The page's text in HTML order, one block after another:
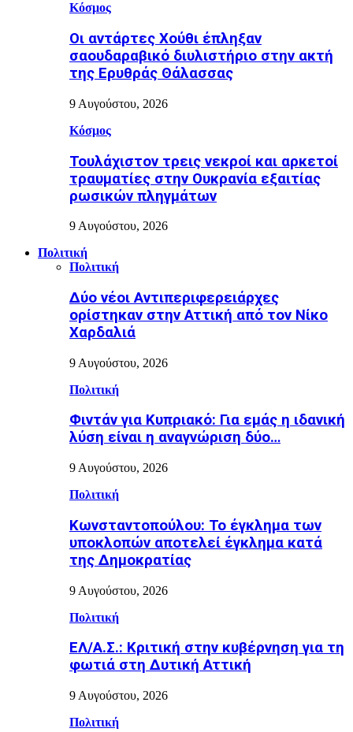
Κόσμος
Οι αντάρτες Χούθι έπληξαν
σαουδαραβικό διυλιστήριο στην ακτή
της Ερυθράς Θάλασσας
9 Αυγούστου, 2026
Κόσμος
Τουλάχιστον τρεις νεκροί και αρκετοί
τραυματίες στην Ουκρανία εξαιτίας
ρωσικών πληγμάτων
9 Αυγούστου, 2026
Πολιτική
Πολιτική
Δύο νέοι Αντιπεριφερειάρχες
ορίστηκαν στην Αττική από τον Νίκο
Χαρδαλιά
9 Αυγούστου, 2026
Πολιτική
Φιντάν για Κυπριακό: Για εμάς η ιδανική
λύση είναι η αναγνώριση δύο…
9 Αυγούστου, 2026
Πολιτική
Κωνσταντοπούλου: Το έγκλημα των
υποκλοπών αποτελεί έγκλημα κατά
της Δημοκρατίας
9 Αυγούστου, 2026
Πολιτική
ΕΛ/Α.Σ.: Κριτική στην κυβέρνηση για τη
φωτιά στη Δυτική Αττική
9 Αυγούστου, 2026
Πολιτική